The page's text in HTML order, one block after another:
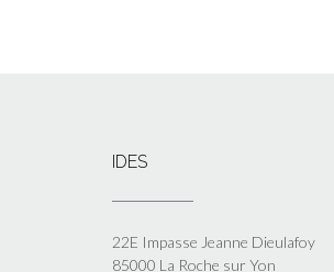
IDES
22E Impasse Jeanne Dieulafoy
85000 La Roche sur Yon